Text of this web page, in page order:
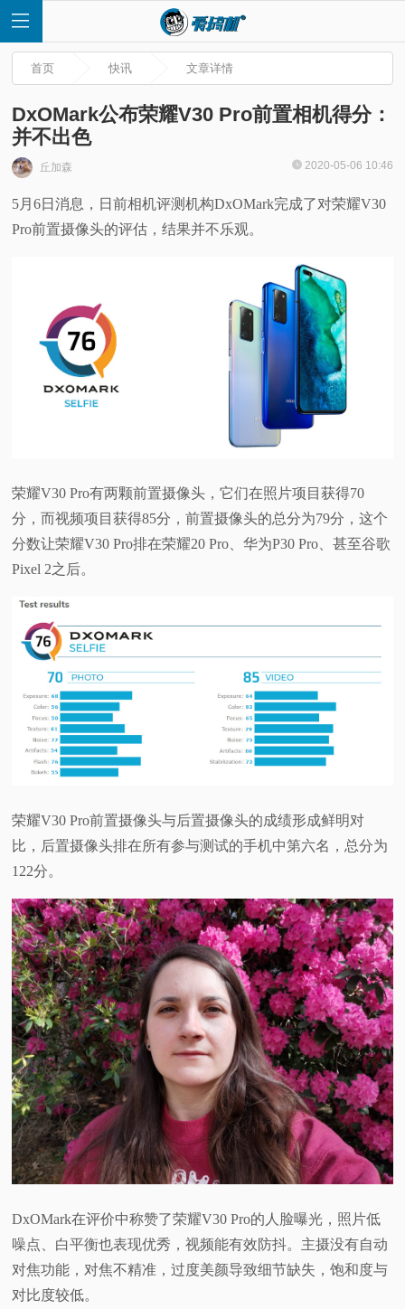
首
页
科
普
题
首页 快讯 文章详情
DxOMark公布荣耀V30 Pro前置相机得分：
并不出色
丘加森 2020-05-06 10:46
5月6日消息，日前相机评测机构DxOMark完成了对荣耀V30
Pro前置摄像头的评估，结果并不乐观。
荣耀V30 Pro有两颗前置摄像头，它们在照片项目获得70
分，而视频项目获得85分，前置摄像头的总分为79分，这个
分数让荣耀V30 Pro排在荣耀20 Pro、华为P30 Pro、甚至谷歌
Pixel 2之后。
荣耀V30 Pro前置摄像头与后置摄像头的成绩形成鲜明对
比，后置摄像头排在所有参与测试的手机中第六名，总分为
122分。
DxOMark在评价中称赞了荣耀V30 Pro的人脸曝光，照片低
噪点、白平衡也表现优秀，视频能有效防抖。主摄没有自动
对焦功能，对焦不精准，过度美颜导致细节缺失，饱和度与
对比度较低。